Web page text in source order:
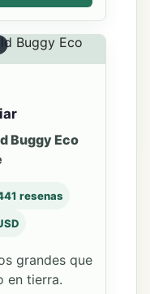
Buggy Eco
resenas
grandes que
en tierra.